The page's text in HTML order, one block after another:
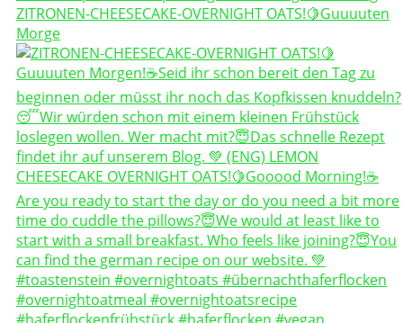
ZITRONEN-CHEESECAKE-OVERNIGHT OATS!🍋Guuuuten
Morge